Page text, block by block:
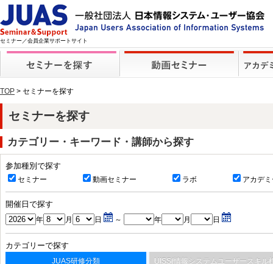
セミナー／会員企業サポートサイト
TOP > セミナーを探す
セミナーを探す
カテゴリー・キーワード・講師から探す
参加種別で探す
セミナー 動画セミナー ラボ アカデ
開催日で探す
年 月 日 ～ 年 月 日
カテゴリーで探す
JUAS研修分類 UISS(情報システムユーザースキル